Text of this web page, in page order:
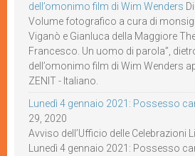
dell’omonimo film di Wim Wenders
Volume fotografico a cura di
Viganò e Gianluca della Maggiore
Francesco. Un uomo di parola”,
dell’omonimo film di Wim Wenders
ZENIT - Italiano.
Lunedì 4 gennaio 2021: Possesso
29, 2020
Avviso dell’Ufficio delle Celebrazioni
Lunedì 4 gennaio 2021: Possesso